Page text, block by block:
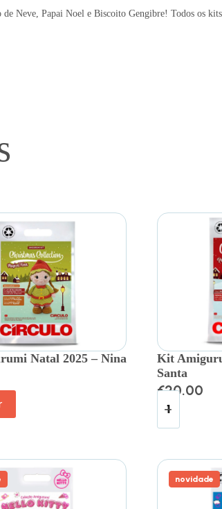
Neve, Papai Noel e Biscoito Gengibre! Todos os
Natal 2025 – Nina
Kit
Santa
€20.00
novidade